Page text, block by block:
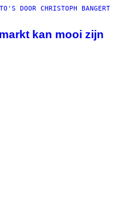
DOOR CHRISTOPH BANGERT
kan mooi zijn